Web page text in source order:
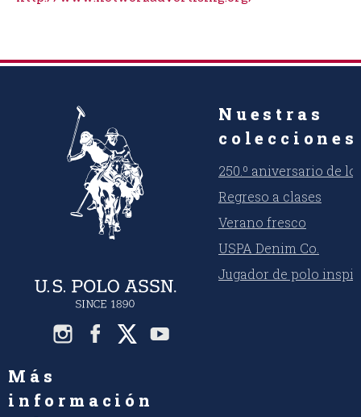
Nuestras
colecciones
250.º aniversario de
Regreso a clases
Verano fresco
USPA Denim Co.
Jugador de polo
Más
información